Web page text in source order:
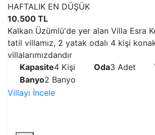
HAFTALIK EN DÜŞÜK
10.500 TL
Kalkan Üzümlü'de yer alan Villa Esra
tatil villamız, 2 yatak odalı 4 kişi
villalarımızdandır
Kapasite4 Kişi Oda3 Adet
Banyo2 Banyo
Villayı İncele